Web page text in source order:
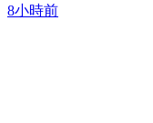
8小時前